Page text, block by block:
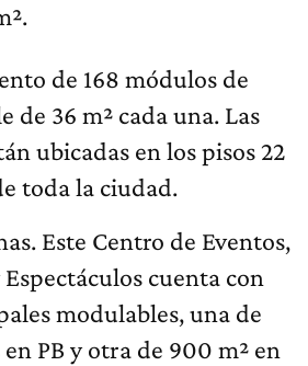
de 168 módulos de
de 36 m² cada una. Las
ubicadas en los pisos 22
toda la ciudad.
Este Centro de Eventos,
cuenta con
modulables, una de
PB y otra de 900 m² en